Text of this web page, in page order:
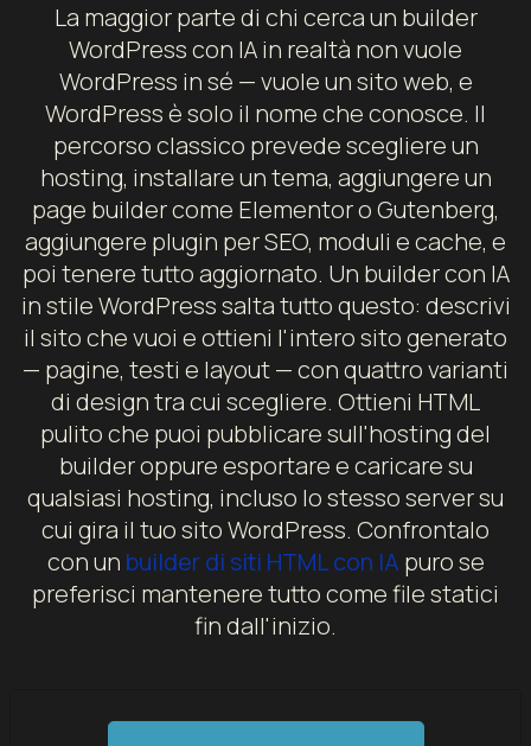
La maggior parte di chi cerca un builder
WordPress con IA in realtà non vuole
WordPress in sé — vuole un sito web, e
WordPress è solo il nome che conosce. Il
percorso classico prevede scegliere un
hosting, installare un tema, aggiungere un
page builder come Elementor o Gutenberg,
aggiungere plugin per SEO, moduli e cache, e
poi tenere tutto aggiornato. Un builder con IA
in stile WordPress salta tutto questo: descrivi
il sito che vuoi e ottieni l'intero sito generato
— pagine, testi e layout — con quattro varianti
di design tra cui scegliere. Ottieni HTML
pulito che puoi pubblicare sull'hosting del
builder oppure esportare e caricare su
qualsiasi hosting, incluso lo stesso server su
cui gira il tuo sito WordPress. Confrontalo
con un builder di siti HTML con IA puro se
preferisci mantenere tutto come file statici
fin dall'inizio.